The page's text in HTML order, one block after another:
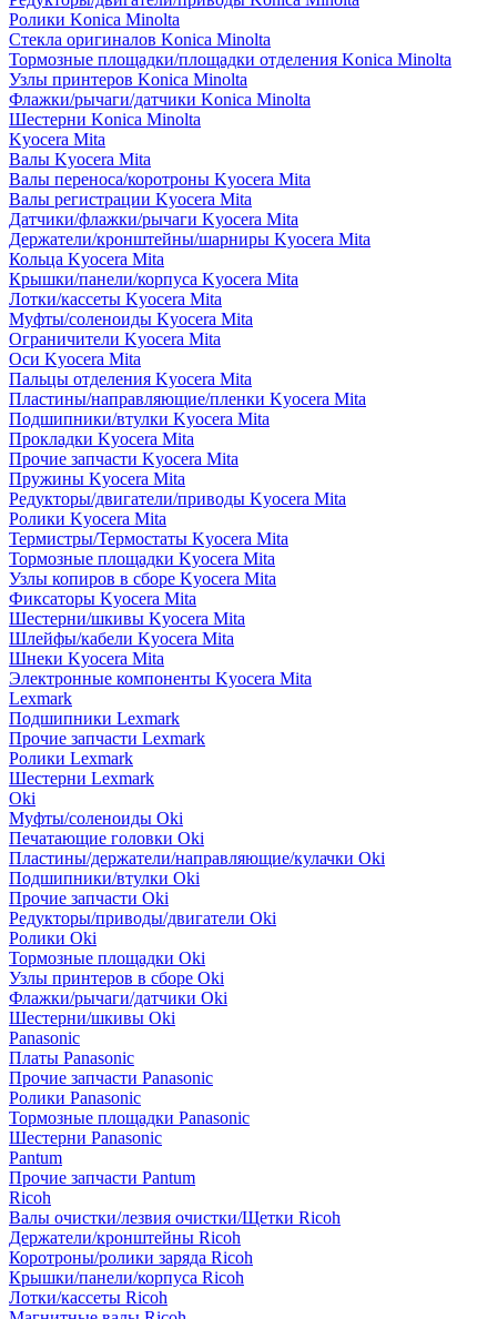
Ролики Konica Minolta
Стекла оригиналов Konica Minolta
Тормозные площадки/площадки отделения Konica Minolta
Узлы принтеров Konica Minolta
Флажки/рычаги/датчики Konica Minolta
Шестерни Konica Minolta
Kyocera Mita
Валы Kyocera Mita
Валы переноса/коротроны Kyocera Mita
Валы регистрации Kyocera Mita
Датчики/флажки/рычаги Kyocera Mita
Держатели/кронштейны/шарниры Kyocera Mita
Кольца Kyocera Mita
Крышки/панели/корпуса Kyocera Mita
Лотки/кассеты Kyocera Mita
Муфты/соленоиды Kyocera Mita
Ограничители Kyocera Mita
Оси Kyocera Mita
Пальцы отделения Kyocera Mita
Пластины/направляющие/пленки Kyocera Mita
Подшипники/втулки Kyocera Mita
Прокладки Kyocera Mita
Прочие запчасти Kyocera Mita
Пружины Kyocera Mita
Редукторы/двигатели/приводы Kyocera Mita
Ролики Kyocera Mita
Термистры/Термостаты Kyocera Mita
Тормозные площадки Kyocera Mita
Узлы копиров в сборе Kyocera Mita
Фиксаторы Kyocera Mita
Шестерни/шкивы Kyocera Mita
Шлейфы/кабели Kyocera Mita
Шнеки Kyocera Mita
Электронные компоненты Kyocera Mita
Lexmark
Подшипники Lexmark
Прочие запчасти Lexmark
Ролики Lexmark
Шестерни Lexmark
Oki
Муфты/соленоиды Oki
Печатающие головки Oki
Пластины/держатели/направляющие/кулачки Oki
Подшипники/втулки Oki
Прочие запчасти Oki
Редукторы/приводы/двигатели Oki
Ролики Oki
Тормозные площадки Oki
Узлы принтеров в сборе Oki
Флажки/рычаги/датчики Oki
Шестерни/шкивы Oki
Panasonic
Платы Panasonic
Прочие запчасти Panasonic
Ролики Panasonic
Тормозные площадки Panasonic
Шестерни Panasonic
Pantum
Прочие запчасти Pantum
Ricoh
Валы очистки/лезвия очистки/Щетки Ricoh
Держатели/кронштейны Ricoh
Коротроны/ролики заряда Ricoh
Крышки/панели/корпуса Ricoh
Лотки/кассеты Ricoh